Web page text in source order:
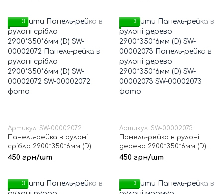
3
Артикул: SW-00002072
Панель-рейка в рулоні
срібло 2900*350*6мм (D)
SW-00002072
450 грн/шт
3
Артикул: SW-00002073
Панель-рейка в рулоні
дерево 2900*350*6мм (D)
SW-00002073
450 грн/шт
3 3